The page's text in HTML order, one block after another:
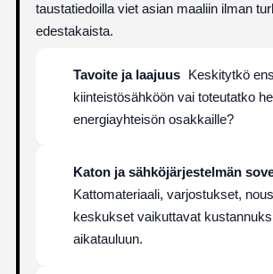
taustatiedoilla viet asian maaliin ilman
edestakaista.
Tavoite ja laajuus Keskitytkö
kiinteistösähköön vai toteutatko
energiayhteisön osakkaille?
Katon ja sähköjärjestelmän
Kattomateriaali, varjostukset,
keskukset vaikuttavat
aikatauluun.